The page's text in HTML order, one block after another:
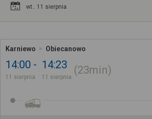
wt.. 11 sierpnia
Karniewo Obiecanowo
14:00
11 sierpnia
14:23
11 sierpnia
23min